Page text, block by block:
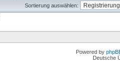
Sortierung auswählen:
Powered by
Deutsche